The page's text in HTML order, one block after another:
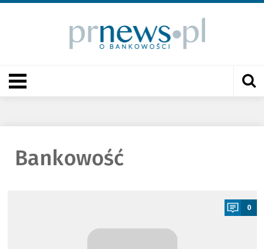
Bankowość
0